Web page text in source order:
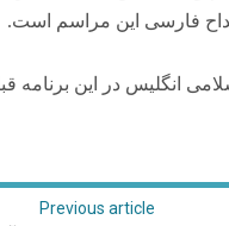
مداح فارسی این مراسم است.
انگلیس در این برنامه
Previous article